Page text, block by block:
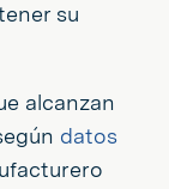
su
alcanzan
datos